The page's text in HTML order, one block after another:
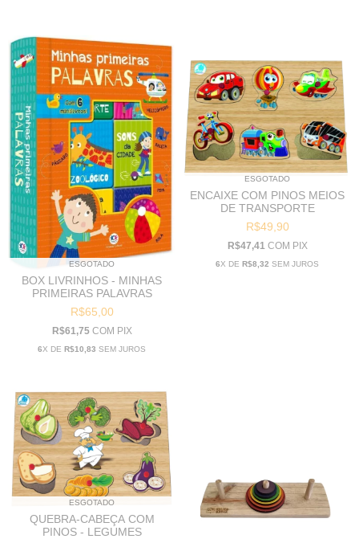
ESGOTADO
BOX LIVRINHOS - MINHAS
PRIMEIRAS PALAVRAS
R$65,00
R$61,75 COM PIX
6X DE R$10,83 SEM JUROS
ESGOTADO
ENCAIXE COM PINOS MEIOS
DE TRANSPORTE
R$49,90
R$47,41 COM PIX
6X DE R$8,32 SEM JUROS
ESGOTADO
QUEBRA-CABEÇA COM
PINOS - LEGUMES